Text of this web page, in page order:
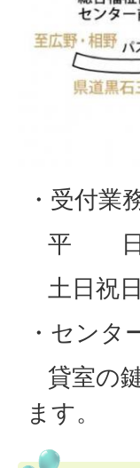
・受付業
平 日
土日祝
・センタ
貸室の
ます。